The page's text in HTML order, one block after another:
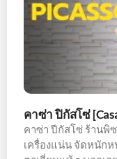
คาซ่า ปิกัสโซ่
คาซ่า ปีกัสโซ่ ร้านพิ
เครื่องแน่น จัดหนัก